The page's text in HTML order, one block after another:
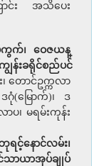
ာင်း အသိပေး
ကွက်၊ ဝေဇယန္
ျွန်းခရိုင်စည်ပင်
၊ တောင်ဥက္ကလာ
ဂုံ(မြောက်)၊ ဒ
ပ၊ မရမ်းကုန်း
င့်နောင်လမ်း၊
သာယာအုပ်ချုပ်